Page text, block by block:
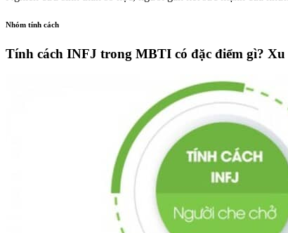
Nhóm tính cách
Tính cách INFJ trong MBTI có đặc điểm gì?